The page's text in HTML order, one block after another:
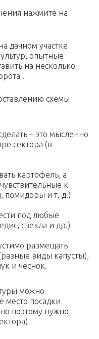
нажмите на
дачном участке
опытные
на несколько
.
схемы
– это мысленно
сектора (в
картофель, а
к
помидоры и т. д.)
под любые
свекла и др.)
размещать
виды капусты),
и чеснок.
можно
место посадки
поэтому нужно